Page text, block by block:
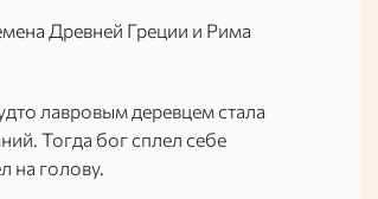
Древней Греции и Рима
лавровым деревцем стала
Тогда бог сплел себе
на голову.